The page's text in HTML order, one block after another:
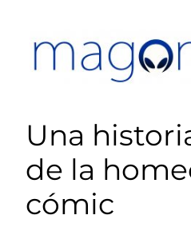
contenido
Una
de la
cómic